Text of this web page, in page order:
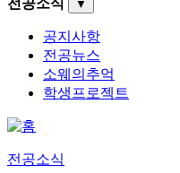
▼
공지사항
전공뉴스
소웨의추억
학생프로젝트
전공소식